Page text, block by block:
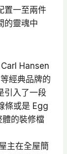
置一至兩件
的靈魂中
Hansen
經典品牌的
引入了一段
條或是 Egg
的裝修檔
主在全屋簡